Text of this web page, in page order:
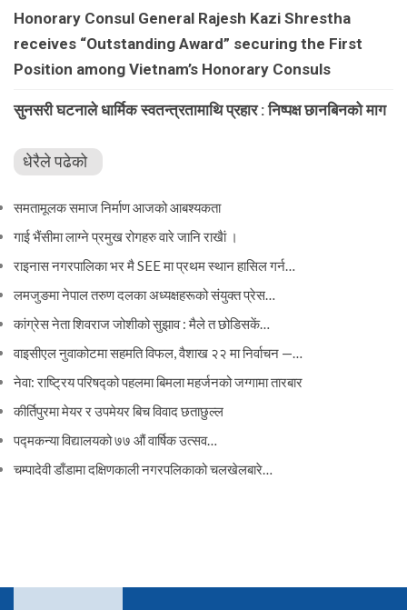
Honorary Consul General Rajesh Kazi Shrestha
receives “Outstanding Award” securing the First
Position among Vietnam’s Honorary Consuls
सुनसरी घटनाले धार्मिक स्वतन्त्रतामाथि प्रहार : निष्पक्ष छानबिनको माग
धेरैले पढेको
समतामूलक समाज निर्माण आजको आबश्यकता
गाई भैंसीमा लाग्ने प्रमुख रोगहरु वारे जानि राखैां ।
राइनास नगरपालिका भर मै SEE मा प्रथम स्थान हासिल गर्न…
लमजुङमा नेपाल तरुण दलका अध्यक्षहरूको संयुक्त प्रेस…
कांग्रेस नेता शिवराज जोशीको सुझाव : मैले त छोडिसकें…
वाइसीएल नुवाकोटमा सहमति विफल, वैशाख २२ मा निर्वाचन —…
नेवा: राष्ट्रिय परिषद्को पहलमा बिमला महर्जनको जग्गामा तारबार
कीर्तिपुरमा मेयर र उपमेयर बिच विवाद छताछुल्ल
पद्मकन्या विद्यालयको ७७ औं ‌‌वार्षिक ‌उत्सव…
चम्पादेवी डाँडामा दक्षिणकाली नगरपलिकाको चलखेलबारे…